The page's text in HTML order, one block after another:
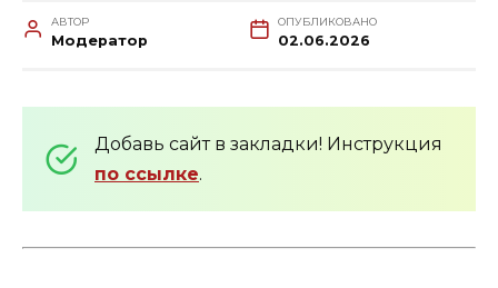
АВТОР
Модератор
ОПУБЛИКОВАНО
02.06.2026
Добавь сайт в закладки! Инструкция
по ссылке.